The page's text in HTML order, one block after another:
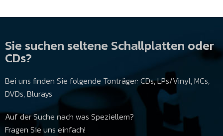
Sie suchen seltene Schallplatten oder
CDs?
Bei uns finden Sie folgende Tonträger: CDs, LPs/Vinyl, MCs,
DVDs, Blurays
Auf der Suche nach was Speziellem?
Fragen Sie uns einfach!